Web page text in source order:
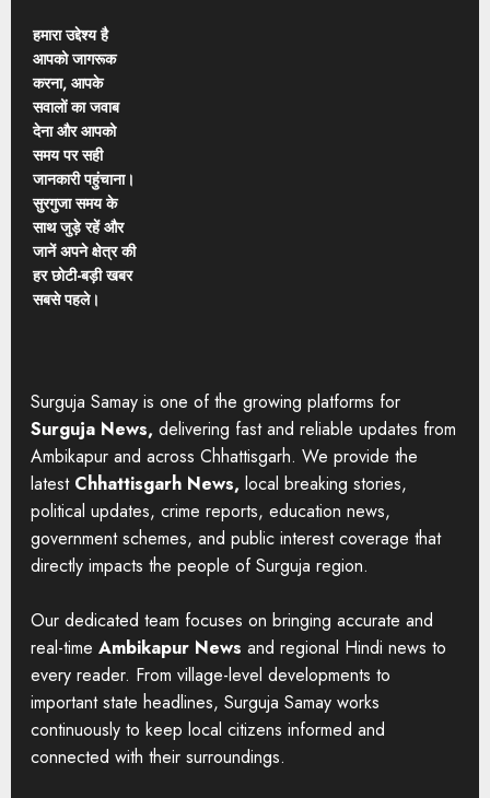
हमारा उद्देश्य है
आपको जागरूक
करना, आपके
सवालों का जवाब
देना और आपको
समय पर सही
जानकारी पहुंचाना।
सुरगुजा समय के
साथ जुड़े रहें और
जानें अपने क्षेत्र की
हर छोटी-बड़ी खबर
सबसे पहले।
Surguja Samay is one of the growing platforms for
Surguja News, delivering fast and reliable updates from
Ambikapur and across Chhattisgarh. We provide the
latest Chhattisgarh News, local breaking stories,
political updates, crime reports, education news,
government schemes, and public interest coverage that
directly impacts the people of Surguja region.
Our dedicated team focuses on bringing accurate and
real-time Ambikapur News and regional Hindi news to
every reader. From village-level developments to
important state headlines, Surguja Samay works
continuously to keep local citizens informed and
connected with their surroundings.